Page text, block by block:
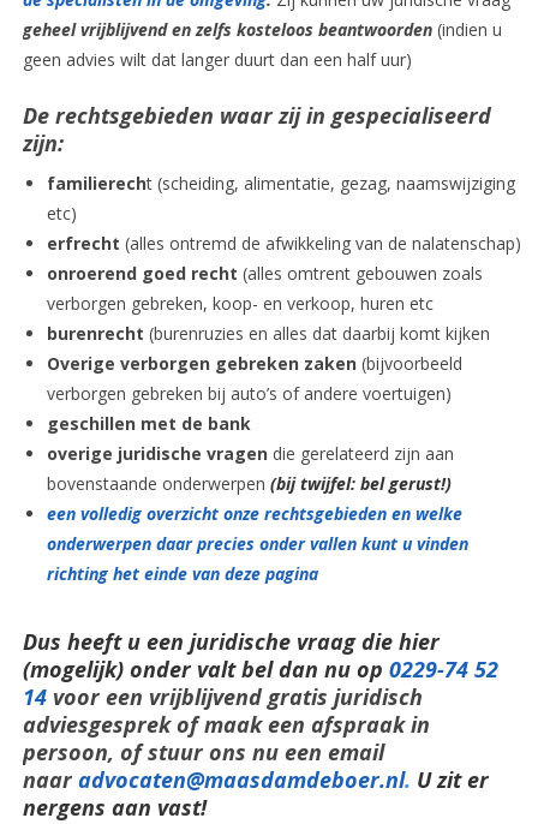
geheel vrijblijvend en zelfs kosteloos beantwoorden(indien u
geen advies wilt dat langer duurt dan een half uur)
De rechtsgebieden waar zij in gespecialiseerd
zijn:
familierecht (scheiding, alimentatie, gezag, naamswijziging
etc)
erfrecht (alles ontremd de afwikkeling van de nalatenschap)
onroerend goed recht (alles omtrent gebouwen zoals
verborgen gebreken, koop- en verkoop, huren etc
burenrecht (burenruzies en alles dat daarbij komt kijken
Overige verborgen gebreken zaken(bijvoorbeeld
verborgen gebreken bij auto’s of andere voertuigen)
geschillen met de bank
overige juridische vragen die gerelateerd zijn aan
bovenstaande onderwerpen (bij twijfel: bel gerust!)
een volledig overzicht onze rechtsgebieden en welke
onderwerpen daar precies onder vallen kunt u vinden
richting het einde van deze pagina
Dus heeft u een juridische vraag die hier
(mogelijk) onder valt bel dan nu op 0229-74 52
14 voor een vrijblijvend gratis juridisch
adviesgesprek of maak een afspraak in
persoon, of stuur ons nu een email
naar advocaten@maasdamdeboer.nl. U zit er
nergens aan vast!